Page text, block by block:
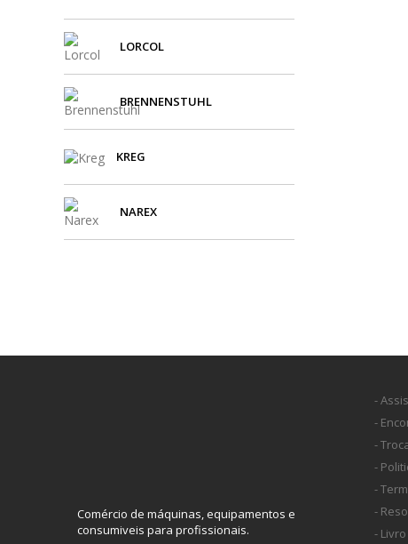
LORCOL
BRENNENSTUHL
KREG
NAREX
Comércio de máquinas, equipamentos e
consumiveis para profissionais.
-
-
-
-
-
-
-